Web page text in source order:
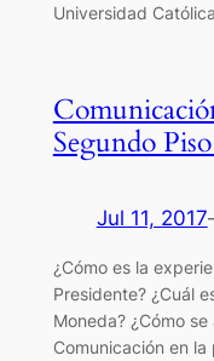
Universidad
Segundo
Jul 11, 2017
¿Cómo es la
Presidente? ¿Cuál
Moneda? ¿Cómo
Comunicación en